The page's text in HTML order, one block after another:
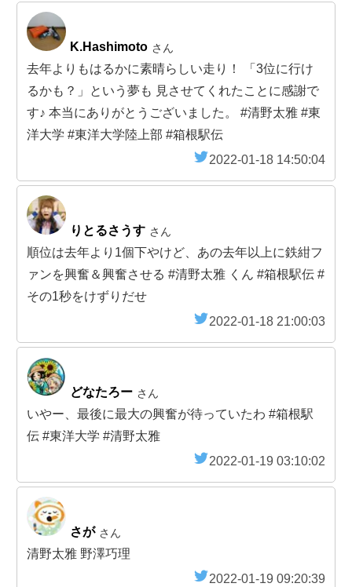
K.Hashimoto さん
去年よりもはるかに素晴らしい走り！ 「3位に行け
るかも？」という夢も 見させてくれたことに感謝で
す♪ 本当にありがとうございました。 #清野太雅 #東
洋大学 #東洋大学陸上部 #箱根駅伝
2022-01-18 14:50:04
りとるさうす さん
順位は去年より1個下やけど、あの去年以上に鉄紺フ
ァンを興奮＆興奮させる #清野太雅 くん #箱根駅伝 #
その1秒をけずりだせ
2022-01-18 21:00:03
どなたろー さん
いやー、最後に最大の興奮が待っていたわ #箱根駅
伝 #東洋大学 #清野太雅
2022-01-19 03:10:02
さが さん
清野太雅 野澤巧理
2022-01-19 09:20:39